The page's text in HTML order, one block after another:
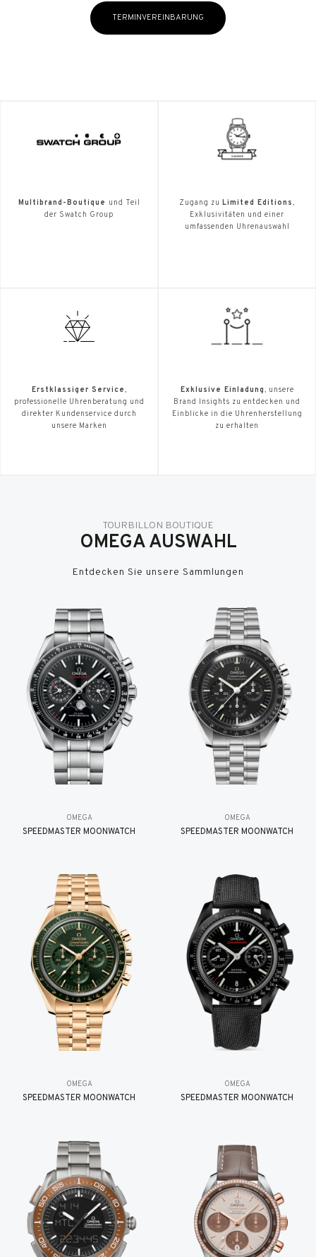
TERMINVEREINBARUNG
Multibrand-Boutique
und Teil
der Swatch Group
Zugang zu Limited Editions,
Exklusivitäten und einer
umfassenden Uhrenauswahl
Erstklassiger Service,
professionelle Uhrenberatung und
direkter Kundenservice durch
unsere Marken
Exklusive Einladung, unsere
Brand Insights zu entdecken und
Einblicke in die Uhrenherstellung
zu erhalten
TOURBILLON BOUTIQUE
OMEGA AUSWAHL
Entdecken Sie unsere Sammlungen
OMEGA
SPEEDMASTER MOONWATCH
OMEGA
SPEEDMASTER MOONWATCH
OMEGA
SPEEDMASTER MOONWATCH
OMEGA
SPEEDMASTER MOONWATCH